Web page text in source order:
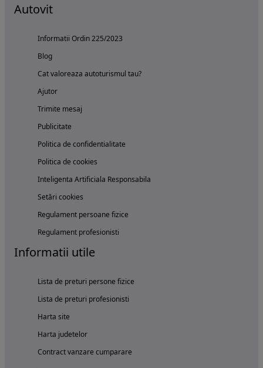
Autovit
Informatii Ordin 225/2023
Blog
Cat valoreaza autoturismul tau?
Ajutor
Trimite mesaj
Publicitate
Politica de confidentialitate
Politica de cookies
Inteligenta Artificiala Responsabila
Setări cookies
Regulament persoane fizice
Regulament profesionisti
Informatii utile
Lista de preturi persone fizice
Lista de preturi profesionisti
Harta site
Harta judetelor
Contract vanzare cumparare